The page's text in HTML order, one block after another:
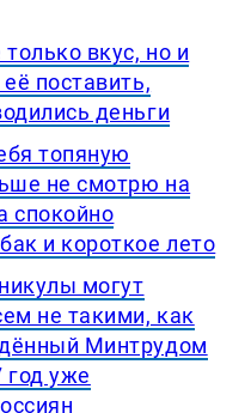
вкус, но и
поставить,
деньги
топяную
не смотрю на
спокойно
и короткое лето
могут
не такими, как
Минтрудом
год уже